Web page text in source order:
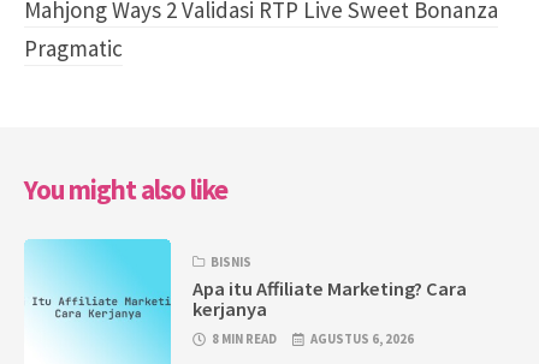
Mahjong Ways 2 Validasi RTP Live Sweet Bonanza
Pragmatic
You might also like
BISNIS
Apa itu Affiliate Marketing? Cara
kerjanya
8 MIN READ AGUSTUS 6, 2026